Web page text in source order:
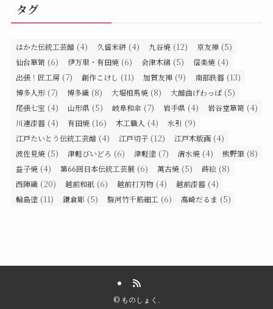
タグ
はかた伝統工芸館 (4) 久留米絣 (4) 九谷焼 (12) 京友禅 (5)
仙台箪笥 (6) 伊万里・有田焼 (6) 会津木綿 (5) 信楽焼 (4)
出張！匠工房 (7) 創作こけし (11) 加賀友禅 (9) 南部鉄器 (13)
博多人形 (7) 博多織 (8) 大堀相馬焼 (8) 大館曲げわっぱ (5)
尾張七宝 (4) 山形県 (5) 岐阜和傘 (7) 岩手県 (4) 岩谷堂箪笥 (4)
川連漆器 (4) 有田焼 (16) 木工職人 (4) 水引 (9)
江戸たいとう伝統工芸館 (4) 江戸切子 (12) 江戸木版画 (4)
波佐見焼 (5) 津軽びいどろ (6) 津軽塗 (7) 清水焼 (4) 熊野筆 (8)
益子焼 (4) 第66回日本伝統工芸展 (6) 萬古焼 (5) 蒔絵 (8)
西陣織 (20) 越前和紙 (6) 越前打刃物 (4) 越前漆器 (4)
輪島塗 (11) 鎌倉彫 (5) 駿河竹千筋細工 (6) 高崎だるま (5)
© ものしょく.